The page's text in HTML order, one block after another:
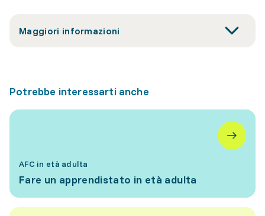
Maggiori informazioni
Potrebbe interessarti anche
AFC in età adulta
Fare un apprendistato in età adulta